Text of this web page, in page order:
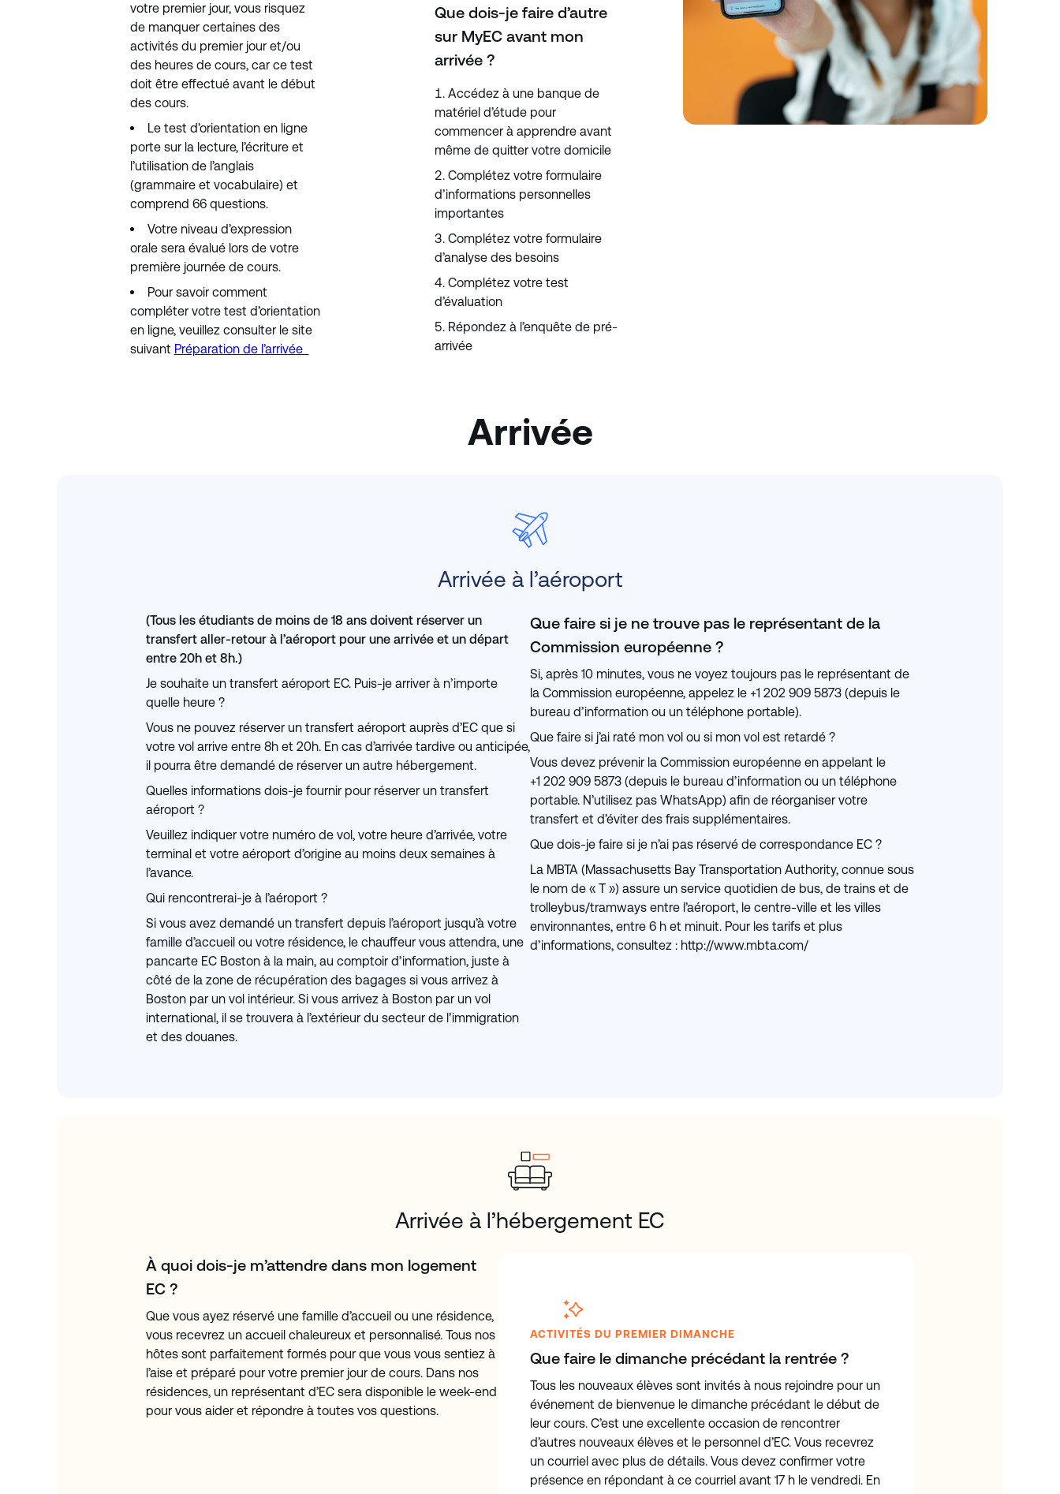
votre premier jour, vous risquez
de manquer certaines des
activités du premier jour et/ou
des heures de cours, car ce test
doit être effectué avant le début
des cours.
Le test d’orientation en ligne
porte sur la lecture, l’écriture et
l’utilisation de l’anglais
(grammaire et vocabulaire) et
comprend 66 questions.
Votre niveau d’expression
orale sera évalué lors de votre
première journée de cours.
Pour savoir comment
compléter votre test d’orientation
en ligne, veuillez consulter le site
suivant Préparation de l’arrivée
Que dois-je faire d’autre
sur MyEC avant mon
arrivée ?
Accédez à une banque de
matériel d’étude pour
commencer à apprendre avant
même de quitter votre domicile
Complétez votre formulaire
d’informations personnelles
importantes
Complétez votre formulaire
d’analyse des besoins
Complétez votre test
d’évaluation
Répondez à l’enquête de pré-
arrivée
Arrivée
Arrivée à l’aéroport
(Tous les étudiants de moins de 18 ans doivent réserver un
transfert aller-retour à l’aéroport pour une arrivée et un départ
entre 20h et 8h.)
Je souhaite un transfert aéroport EC. Puis-je arriver à n’importe
quelle heure ?
Vous ne pouvez réserver un transfert aéroport auprès d’EC que si
votre vol arrive entre 8h et 20h. En cas d’arrivée tardive ou anticipée,
il pourra être demandé de réserver un autre hébergement.
Quelles informations dois-je fournir pour réserver un transfert
aéroport ?
Veuillez indiquer votre numéro de vol, votre heure d’arrivée, votre
terminal et votre aéroport d’origine au moins deux semaines à
l’avance.
Qui rencontrerai-je à l’aéroport ?
Si vous avez demandé un transfert depuis l’aéroport jusqu’à votre
famille d’accueil ou votre résidence, le chauffeur vous attendra, une
pancarte EC Boston à la main, au comptoir d’information, juste à
côté de la zone de récupération des bagages si vous arrivez à
Boston par un vol intérieur. Si vous arrivez à Boston par un vol
international, il se trouvera à l’extérieur du secteur de l’immigration
et des douanes.
Que faire si je ne trouve pas le représentant de la
Commission européenne ?
Si, après 10 minutes, vous ne voyez toujours pas le représentant de
la Commission européenne, appelez le +1 202 909 5873 (depuis le
bureau d’information ou un téléphone portable).
Que faire si j’ai raté mon vol ou si mon vol est retardé ?
Vous devez prévenir la Commission européenne en appelant le
+1 202 909 5873 (depuis le bureau d’information ou un téléphone
portable. N’utilisez pas WhatsApp) afin de réorganiser votre
transfert et d’éviter des frais supplémentaires.
Que dois-je faire si je n’ai pas réservé de correspondance EC ?
La MBTA (Massachusetts Bay Transportation Authority, connue sous
le nom de « T ») assure un service quotidien de bus, de trains et de
trolleybus/tramways entre l’aéroport, le centre-ville et les villes
environnantes, entre 6 h et minuit. Pour les tarifs et plus
d’informations, consultez : http://www.mbta.com/
Arrivée à l’hébergement EC
À quoi dois-je m’attendre dans mon logement
EC ?
Que vous ayez réservé une famille d’accueil ou une résidence,
vous recevrez un accueil chaleureux et personnalisé. Tous nos
hôtes sont parfaitement formés pour que vous vous sentiez à
l’aise et préparé pour votre premier jour de cours. Dans nos
résidences, un représentant d’EC sera disponible le week-end
pour vous aider et répondre à toutes vos questions.
ACTIVITÉS DU PREMIER DIMANCHE
Que faire le dimanche précédant la rentrée ?
Tous les nouveaux élèves sont invités à nous rejoindre pour un
événement de bienvenue le dimanche précédant le début de
leur cours. C’est une excellente occasion de rencontrer
d’autres nouveaux élèves et le personnel d’EC. Vous recevrez
un courriel avec plus de détails. Vous devez confirmer votre
présence en répondant à ce courriel avant 17 h le vendredi. En